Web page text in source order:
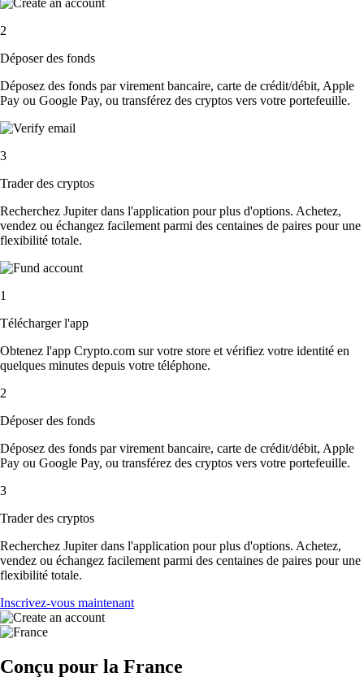
2
Déposer des fonds
Déposez des fonds par virement bancaire, carte de crédit/débit, Apple
Pay ou Google Pay, ou transférez des cryptos vers votre portefeuille.
3
Trader des cryptos
Recherchez Jupiter dans l'application pour plus d'options. Achetez,
vendez ou échangez facilement parmi des centaines de paires pour une
flexibilité totale.
1
Télécharger l'app
Obtenez l'app Crypto.com sur votre store et vérifiez votre identité en
quelques minutes depuis votre téléphone.
2
Déposer des fonds
Déposez des fonds par virement bancaire, carte de crédit/débit, Apple
Pay ou Google Pay, ou transférez des cryptos vers votre portefeuille.
3
Trader des cryptos
Recherchez Jupiter dans l'application pour plus d'options. Achetez,
vendez ou échangez facilement parmi des centaines de paires pour une
flexibilité totale.
Inscrivez-vous maintenant
Conçu pour la France